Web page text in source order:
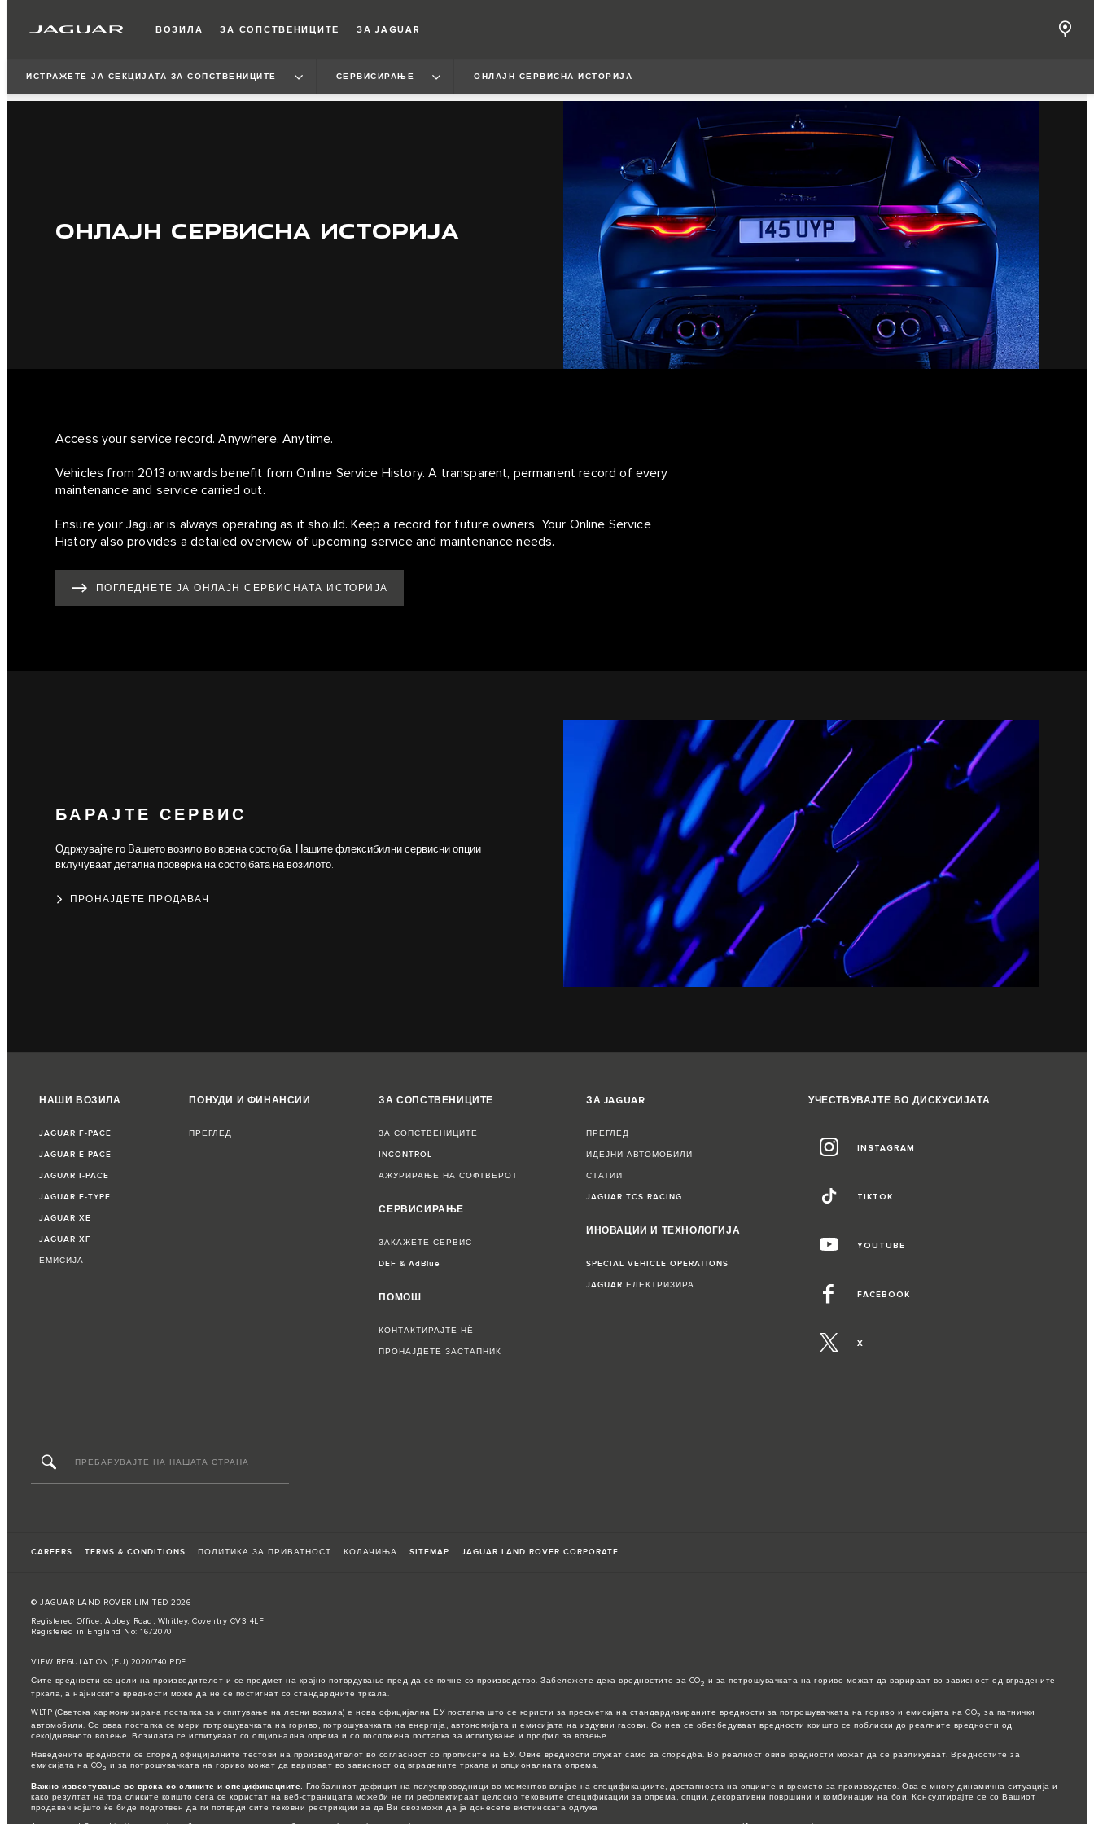
ВОЗИЛА ЗА СОПСТВЕНИЦИТЕ ЗА JAGUAR
ИСТРАЖЕТЕ ЈА СЕКЦИЈАТА ЗА СОПСТВЕНИЦИТЕ СЕРВИСИРАЊЕ ОНЛАЈН СЕРВИСНА ИСТОРИЈА
ОНЛАЈН СЕРВИСНА ИСТОРИЈА
Access your service record. Anywhere. Anytime.
Vehicles from 2013 onwards benefit from Online Service History. A transparent, permanent record of every
maintenance and service carried out.
Ensure your Jaguar is always operating as it should. Keep a record for future owners. Your Online Service
History also provides a detailed overview of upcoming service and maintenance needs.
ПОГЛЕДНЕТЕ ЈА ОНЛАЈН СЕРВИСНАТА ИСТОРИЈА
БАРАЈТЕ СЕРВИС
Одржувајте го Вашето возило во врвна состојба. Нашите флексибилни сервисни опции
вклучуваат детална проверка на состојбата на возилото.
ПРОНАЈДЕТЕ ПРОДАВАЧ
НАШИ ВОЗИЛА
JAGUAR F‑PACE
JAGUAR E‑PACE
JAGUAR I‑PACE
JAGUAR F‑TYPE
JAGUAR XE
JAGUAR XF
ЕМИСИЈА
ПОНУДИ И ФИНАНСИИ
ПРЕГЛЕД
ЗА СОПСТВЕНИЦИТЕ
ЗА СОПСТВЕНИЦИТЕ
INCONTROL
АЖУРИРАЊЕ НА СОФТВЕРОТ
СЕРВИСИРАЊЕ
ЗАКАЖЕТЕ СЕРВИС
DEF & AdBlue
ПОМОШ
КОНТАКТИРАЈТЕ НЀ
ПРОНАЈДЕТЕ ЗАСТАПНИК
ЗА JAGUAR
ПРЕГЛЕД
ИДЕЈНИ АВТОМОБИЛИ
СТАТИИ
JAGUAR TCS RACING
ИНОВАЦИИ И ТЕХНОЛОГИЈА
SPECIAL VEHICLE OPERATIONS
JAGUAR ЕЛЕКТРИЗИРА
УЧЕСТВУВАЈТЕ ВО ДИСКУСИЈАТА
INSTAGRAM
TIKTOK
YOUTUBE
FACEBOOK
X
CAREERS TERMS & CONDITIONS ПОЛИТИКА ЗА ПРИВАТНОСТ КОЛАЧИЊА SITEMAP JAGUAR LAND ROVER CORPORATE
© JAGUAR LAND ROVER LIMITED 2026
Registered Office: Abbey Road, Whitley, Coventry CV3 4LF
Registered in England No: 1672070
VIEW REGULATION (EU) 2020/740 PDF
Сите вредности се цели на производителот и се предмет на крајно потврдување пред да се почне со производство. Забележете дека вредностите за CO2 и за потрошувачката на гориво можат да варираат во зависност од вградените
тркала, а најниските вредности може да не се постигнат со стандардните тркала.
WLTP (Светска хармонизирана постапка за испитување на лесни возила) е нова официјална ЕУ постапка што се користи за пресметка на стандардизираните вредности за потрошувачката на гориво и емисијата на CO2 за патнички
автомобили. Со оваа постапка се мери потрошувачката на гориво, потрошувачката на енергија, автономијата и емисијата на издувни гасови. Со неа се обезбедуваат вредности коишто се поблиски до реалните вредности од
секојдневното возење. Возилата се испитуваат со опционална опрема и со посложена постапка за испитување и профил за возење.
Наведените вредности се според официјалните тестови на производителот во согласност со прописите на ЕУ. Овие вредности служат само за споредба. Во реалност овие вредности можат да се разликуваат. Вредностите за
емисијата на CO2 и за потрошувачката на гориво можат да варираат во зависност од вградените тркала и опционалната опрема.
Важно известување во врска со сликите и спецификациите. Глобалниот дефицит на полуспроводници во моментов влијае на спецификациите, достапноста на опциите и времето за производство. Ова е многу динамична ситуација и
како резултат на тоа сликите коишто сега се користат на веб-страницата можеби не ги рефлектираат целосно тековните спецификации за опрема, опции, декоративни површини и комбинации на бои. Консултирајте се со Вашиот
продавач којшто ќе биде подготвен да ги потврди сите тековни рестрикции за да Ви овозможи да ја донесете вистинската одлука